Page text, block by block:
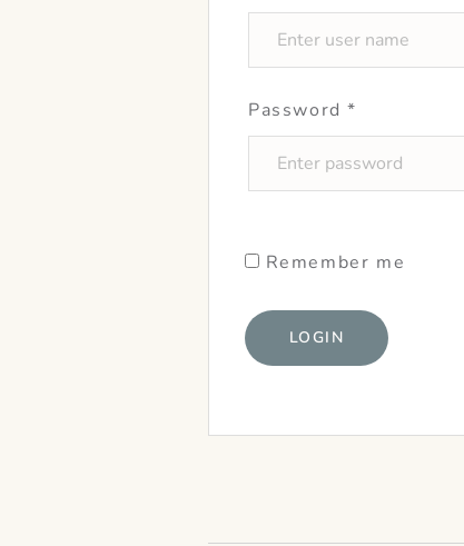
Password*
Remember me